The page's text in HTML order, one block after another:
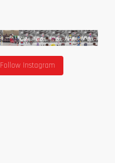
Follow Instagram